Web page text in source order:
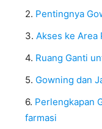
Pentingnya
Akses ke Area
Ruang Ganti
Gowning dan
Perlengkapan
farmasi